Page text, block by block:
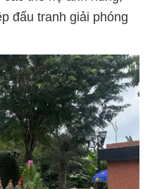
đấu tranh giải phóng